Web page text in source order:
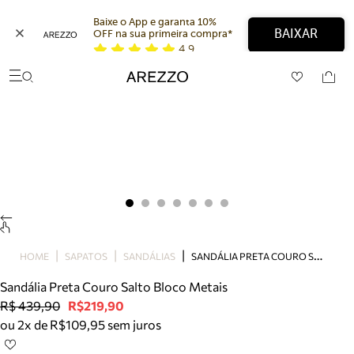
Tênis
Rasteira
Precisa de ajuda?
Tire dúvidas sobre pedidos, devoluções e mais.
Arezzo
Baixe o App e garanta 10%
OFF na sua primeira compra*
4,9
BAIXAR
HOME SAPATOS SANDÁLIAS S
ANDÁLIA PRETA COURO SALTO BLOCO METAIS
Sandália Preta Couro Salto Bloco Metais
R$ 439,90 R$219,90
ou 2x de R$109,95 sem juros